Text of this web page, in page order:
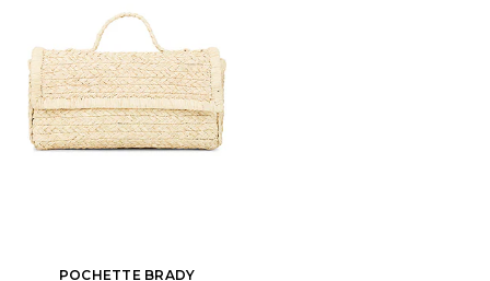
POCHETTE BRADY